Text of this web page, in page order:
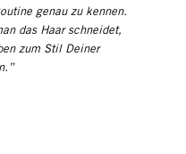
genau zu kennen.
das Haar schneidet,
zum Stil Deiner